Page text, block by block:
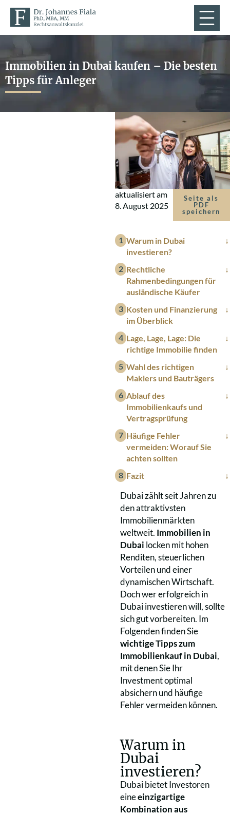
Immobilien in Dubai kaufen – Die besten
Tipps für Anleger
aktualisiert am
8. August 2025
Seite als
PDF
speichern
Warum in Dubai
investieren?
Rechtliche
Rahmenbedingungen für
ausländische Käufer
Kosten und Finanzierung
im Überblick
Lage, Lage, Lage: Die
richtige Immobilie finden
Wahl des richtigen
Maklers und Bauträgers
Ablauf des
Immobilienkaufs und
Vertragsprüfung
Häufige Fehler
vermeiden: Worauf Sie
achten sollten
Fazit
Dubai zählt seit Jahren zu
den attraktivsten
Immobilienmärkten
weltweit. Immobilien in
Dubai locken mit hohen
Renditen, steuerlichen
Vorteilen und einer
dynamischen Wirtschaft.
Doch wer erfolgreich in
Dubai investieren will, sollte
sich gut vorbereiten. Im
Folgenden finden Sie
wichtige Tipps zum
Immobilienkauf in Dubai,
mit denen Sie Ihr
Investment optimal
absichern und häufige
Fehler vermeiden können.
Warum in
Dubai
investieren?
Dubai bietet Investoren
eineeinzigartige
Kombination aus